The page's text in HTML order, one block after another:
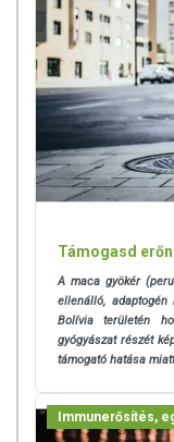
Támogasd
A maca gyökér
ellenálló, adaptogén
Bolívia területén
gyógyászat részét
támogató hatása
Immunerősítés,